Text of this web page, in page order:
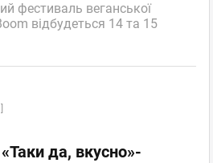
фестиваль веганської
відбудеться 14 та 15
да, вкусно»-